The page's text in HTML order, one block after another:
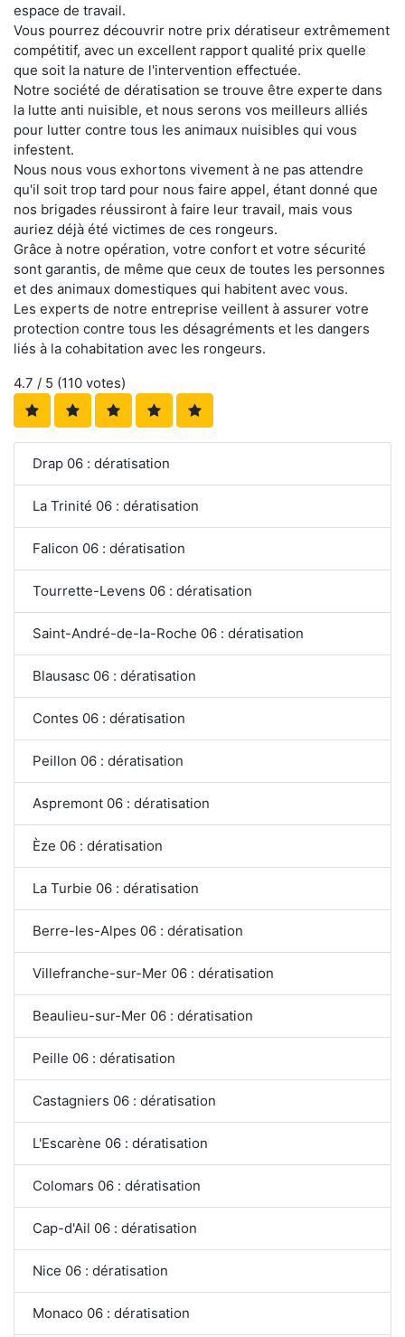
espace de travail.
Vous pourrez découvrir notre prix dératiseur extrêmement
compétitif, avec un excellent rapport qualité prix quelle
que soit la nature de l'intervention effectuée.
Notre société de dératisation se trouve être experte dans
la lutte anti nuisible, et nous serons vos meilleurs alliés
pour lutter contre tous les animaux nuisibles qui vous
infestent.
Nous nous vous exhortons vivement à ne pas attendre
qu'il soit trop tard pour nous faire appel, étant donné que
nos brigades réussiront à faire leur travail, mais vous
auriez déjà été victimes de ces rongeurs.
Grâce à notre opération, votre confort et votre sécurité
sont garantis, de même que ceux de toutes les personnes
et des animaux domestiques qui habitent avec vous.
Les experts de notre entreprise veillent à assurer votre
protection contre tous les désagréments et les dangers
liés à la cohabitation avec les rongeurs.
4.7 / 5 (110 votes)
Drap 06 : dératisation
La Trinité 06 : dératisation
Falicon 06 : dératisation
Tourrette-Levens 06 : dératisation
Saint-André-de-la-Roche 06 : dératisation
Blausasc 06 : dératisation
Contes 06 : dératisation
Peillon 06 : dératisation
Aspremont 06 : dératisation
Èze 06 : dératisation
La Turbie 06 : dératisation
Berre-les-Alpes 06 : dératisation
Villefranche-sur-Mer 06 : dératisation
Beaulieu-sur-Mer 06 : dératisation
Peille 06 : dératisation
Castagniers 06 : dératisation
L'Escarène 06 : dératisation
Colomars 06 : dératisation
Cap-d'Ail 06 : dératisation
Nice 06 : dératisation
Monaco 06 : dératisation